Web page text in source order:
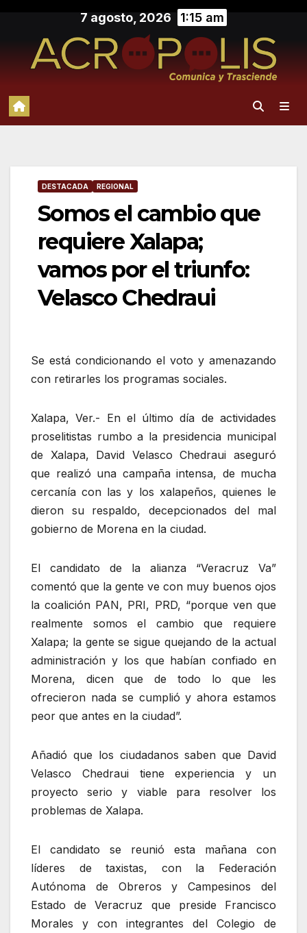
contenido
7 agosto, 2026 1:15 am
DESTACADA REGIONAL
Somos el cambio que
requiere Xalapa;
vamos por el triunfo:
Velasco Chedraui
Se está condicionando el voto y amenazando
con retirarles los programas sociales.
Xalapa, Ver.- En el último día de actividades
proselitistas rumbo a la presidencia municipal
de Xalapa, David Velasco Chedraui aseguró
que realizó una campaña intensa, de mucha
cercanía con las y los xalapeños, quienes le
dieron su respaldo, decepcionados del mal
gobierno de Morena en la ciudad.
El candidato de la alianza “Veracruz Va”
comentó que la gente ve con muy buenos ojos
la coalición PAN, PRI, PRD, “porque ven que
realmente somos el cambio que requiere
Xalapa; la gente se sigue quejando de la actual
administración y los que habían confiado en
Morena, dicen que de todo lo que les
ofrecieron nada se cumplió y ahora estamos
peor que antes en la ciudad”.
Añadió que los ciudadanos saben que David
Velasco Chedraui tiene experiencia y un
proyecto serio y viable para resolver los
problemas de Xalapa.
El candidato se reunió esta mañana con
líderes de taxistas, con la Federación
Autónoma de Obreros y Campesinos del
Estado de Veracruz que preside Francisco
Morales y con integrantes del Colegio de